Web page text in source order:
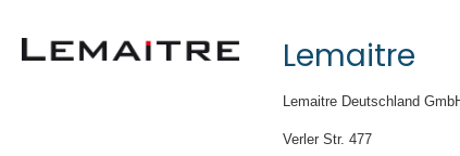
Lemaitre
Lemaitre Deutschland
Verler Str. 477